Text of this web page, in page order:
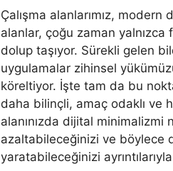
Çalışma alanlarımız,
alanlar, çoğu zaman
dolup taşıyor. Sürekli gelen
uygulamalar zihinsel yükümüzü
köreltiyor. İşte tam da bu
daha bilinçli, amaç odaklı ve
alanınızda dijital minimalizmi
azaltabileceğinizi ve böylece
yaratabileceğinizi